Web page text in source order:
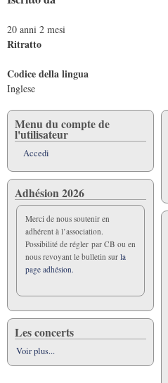
20 anni 2 mesi
Ritratto
Codice della lingua
Inglese
Menu du compte de
l'utilisateur
Accedi
Adhésion 2026
Merci de nous soutenir en
adhérent à l’association.
Possibilité de régler par CB ou en
nous revoyant le bulletin sur la
page adhésion.
Les concerts
Voir plus...